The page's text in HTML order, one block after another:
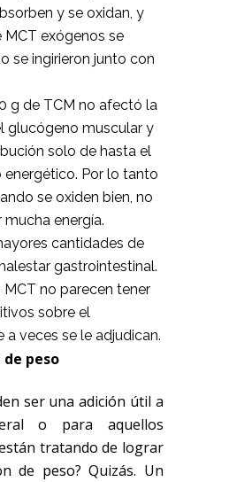
y se oxidan, y
MCT exógenos se
se ingirieron junto con
g de TCM no afectó la
glucógeno muscular y
solo de hasta el
energético. Por lo tanto
se oxiden bien, no
energía.
cantidades de
gastrointestinal.
no parecen tener
sobre el
a veces se le adjudican.
de peso
ser una adición útil a
o para aquellos
tratando de lograr
de peso? Quizás. Un